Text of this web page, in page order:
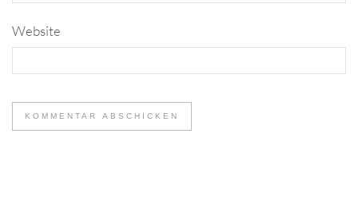
Website